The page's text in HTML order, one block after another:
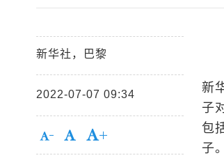
新华社，巴黎
2022-07-07 09:34
新
子
包
子。